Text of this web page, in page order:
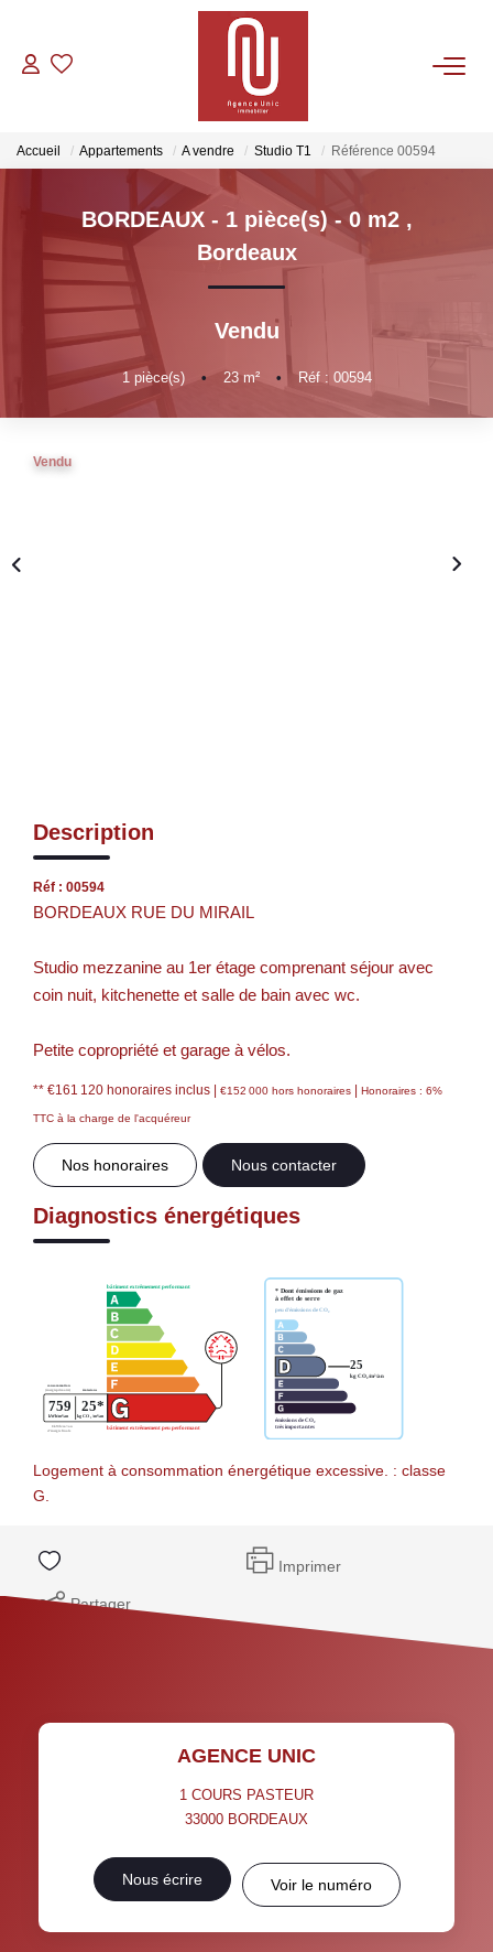
VENTES
LOCATIONS
GESTION
Accueil Appartements A vendre Studio T1 Référence 00594
BORDEAUX - 1 pièce(s) - 0 m2 ,
Bordeaux
Vendu
1 pièce(s) • 23m² • Réf : 00594
Vendu
Description
Réf : 00594
BORDEAUX RUE DU MIRAIL
Studio mezzanine au 1er étage comprenant séjour avec
coin nuit, kitchenette et salle de bain avec wc.
Petite copropriété et garage à vélos.
** €161 120 honoraires inclus | €152 000 hors honoraires | Honoraires : 6%
TTC à la charge de l'acquéreur
Nos honoraires Nous contacter
Diagnostics énergétiques
Logement à consommation énergétique excessive. : classe
G.
Imprimer
Partager
AGENCE UNIC
1 COURS PASTEUR
33000 BORDEAUX
Nous écrire Voir le numéro